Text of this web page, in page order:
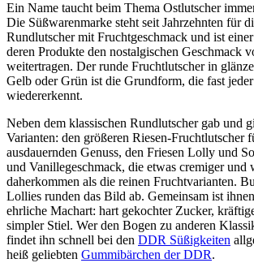
Ein Name taucht beim Thema Ostlutscher
Die Süßwarenmarke steht seit Jahrzehnten für
Rundlutscher mit Fruchtgeschmack und ist
deren Produkte den nostalgischen Geschmack
weitertragen. Der runde Fruchtlutscher in
Gelb oder Grün ist die Grundform, die fast
wiedererkennt.
Neben dem klassischen Rundlutscher gab und
Varianten: den größeren Riesen-Fruchtlutscher
ausdauernden Genuss, den Friesen Lolly und
und Vanillegeschmack, die etwas cremiger und
daherkommen als die reinen Fruchtvarianten.
Lollies runden das Bild ab. Gemeinsam ist
ehrliche Machart: hart gekochter Zucker,
simpler Stiel. Wer den Bogen zu anderen
findet ihn schnell bei den DDR Süßigkeiten
heiß geliebten Gummibärchen der DDR.